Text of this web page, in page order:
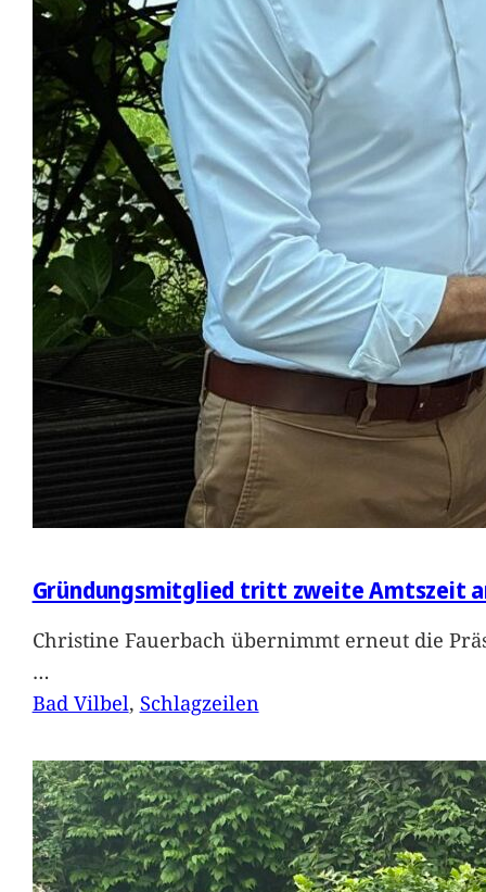
Gründungsmitglied tritt zweite Amtszeit
Christine Fauerbach übernimmt erneut die
…
Bad Vilbel, Schlagzeilen